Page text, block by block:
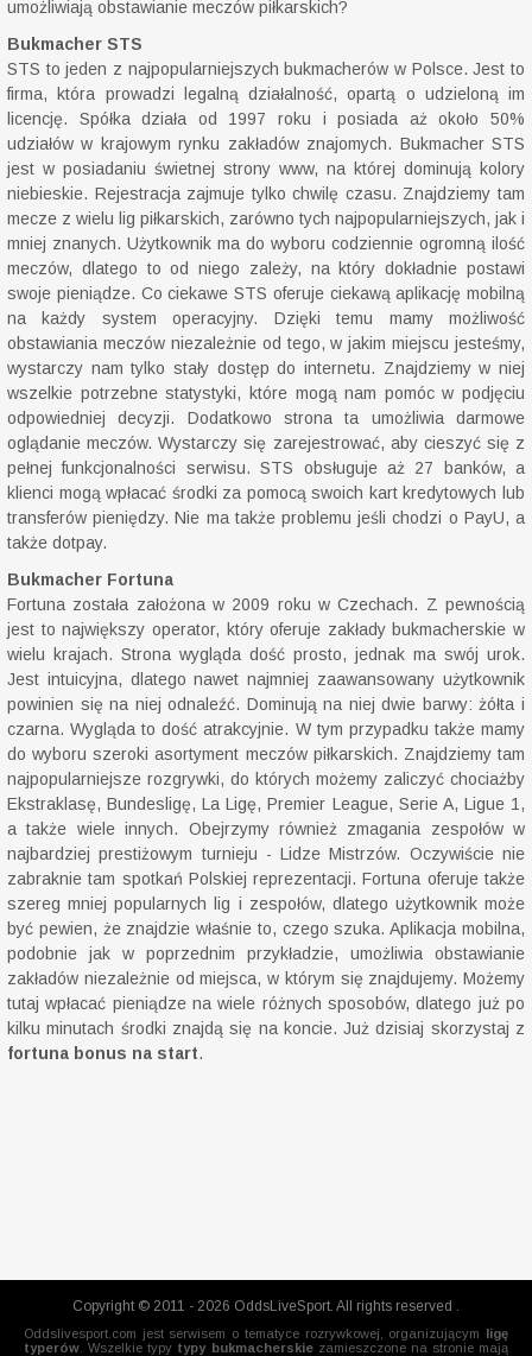
umożliwiają obstawianie meczów piłkarskich?
Bukmacher STS
STS to jeden z najpopularniejszych bukmacherów w Polsce. Jest to
firma, która prowadzi legalną działalność, opartą o udzieloną im
licencję. Spółka działa od 1997 roku i posiada aż około 50%
udziałów w krajowym rynku zakładów znajomych. Bukmacher STS
jest w posiadaniu świetnej strony www, na której dominują kolory
niebieskie. Rejestracja zajmuje tylko chwilę czasu. Znajdziemy tam
mecze z wielu lig piłkarskich, zarówno tych najpopularniejszych, jak i
mniej znanych. Użytkownik ma do wyboru codziennie ogromną ilość
meczów, dlatego to od niego zależy, na który dokładnie postawi
swoje pieniądze. Co ciekawe STS oferuje ciekawą aplikację mobilną
na każdy system operacyjny. Dzięki temu mamy możliwość
obstawiania meczów niezależnie od tego, w jakim miejscu jesteśmy,
wystarczy nam tylko stały dostęp do internetu. Znajdziemy w niej
wszelkie potrzebne statystyki, które mogą nam pomóc w podjęciu
odpowiedniej decyzji. Dodatkowo strona ta umożliwia darmowe
oglądanie meczów. Wystarczy się zarejestrować, aby cieszyć się z
pełnej funkcjonalności serwisu. STS obsługuje aż 27 banków, a
klienci mogą wpłacać środki za pomocą swoich kart kredytowych lub
transferów pieniędzy. Nie ma także problemu jeśli chodzi o PayU, a
także dotpay.
Bukmacher Fortuna
Fortuna została założona w 2009 roku w Czechach. Z pewnością
jest to największy operator, który oferuje zakłady bukmacherskie w
wielu krajach. Strona wygląda dość prosto, jednak ma swój urok.
Jest intuicyjna, dlatego nawet najmniej zaawansowany użytkownik
powinien się na niej odnaleźć. Dominują na niej dwie barwy: żółta i
czarna. Wygląda to dość atrakcyjnie. W tym przypadku także mamy
do wyboru szeroki asortyment meczów piłkarskich. Znajdziemy tam
najpopularniejsze rozgrywki, do których możemy zaliczyć chociażby
Ekstraklasę, Bundesligę, La Ligę, Premier League, Serie A, Ligue 1,
a także wiele innych. Obejrzymy również zmagania zespołów w
najbardziej prestiżowym turnieju - Lidze Mistrzów. Oczywiście nie
zabraknie tam spotkań Polskiej reprezentacji. Fortuna oferuje także
szereg mniej popularnych lig i zespołów, dlatego użytkownik może
być pewien, że znajdzie właśnie to, czego szuka. Aplikacja mobilna,
podobnie jak w poprzednim przykładzie, umożliwia obstawianie
zakładów niezależnie od miejsca, w którym się znajdujemy. Możemy
tutaj wpłacać pieniądze na wiele różnych sposobów, dlatego już po
kilku minutach środki znajdą się na koncie. Już dzisiaj skorzystaj z
fortuna bonus na start.
Copyright © 2011 - 2026 OddsLiveSport. All rights reserved .
Oddslivesport.com jest serwisem o tematyce rozrywkowej, organizującym ligę
typerów . Wszelkie typy typy bukmacherskiezamieszczone na stronie mają